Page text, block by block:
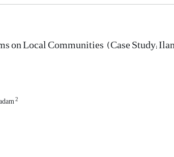
on Local Communities ‌ (Case Study;
2